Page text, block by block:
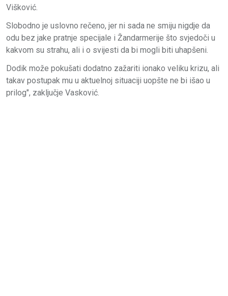
Višković.
Slobodno je uslovno rečeno, jer ni sada ne smiju nigdje da
odu bez jake pratnje specijale i Žandarmerije što svjedoči u
kakvom su strahu, ali i o svijesti da bi mogli biti uhapšeni.
Dodik može pokušati dodatno zažariti ionako veliku krizu, ali
takav postupak mu u aktuelnoj situaciji uopšte ne bi išao u
prilog", zaključje Vasković.